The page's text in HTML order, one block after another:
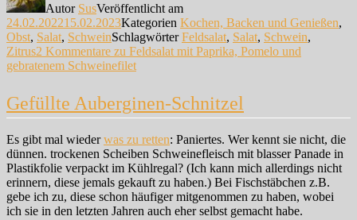
Autor SusVeröffentlicht am
24.02.202215.02.2023Kategorien Kochen, Backen und Genießen,
Obst, Salat, SchweinSchlagwörterFeldsalat, Salat, Schwein,
Zitrus2 Kommentare zu Feldsalat mit Paprika, Pomelo und
gebratenem Schweinefilet
Gefüllte Auberginen-Schnitzel
Es gibt mal wiederwas zu retten: Paniertes. Wer kennt sie nicht, die
dünnen. trockenen Scheiben Schweinefleisch mit blasser Panade in
Plastikfolie verpackt im Kühlregal? (Ich kann mich allerdings nicht
erinnern, diese jemals gekauft zu haben.) Bei Fischstäbchen z.B.
gebe ich zu, diese schon häufiger mitgenommen zu haben, wobei
ich sie in den letzten Jahren auch eher selbst gemacht habe.